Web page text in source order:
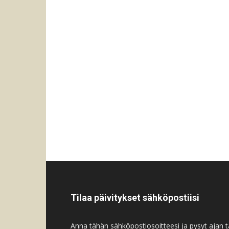
Tilaa päivitykset sähköpostiisi
Anna tähän sähköpostiosoitteesi ja pysyt ajan